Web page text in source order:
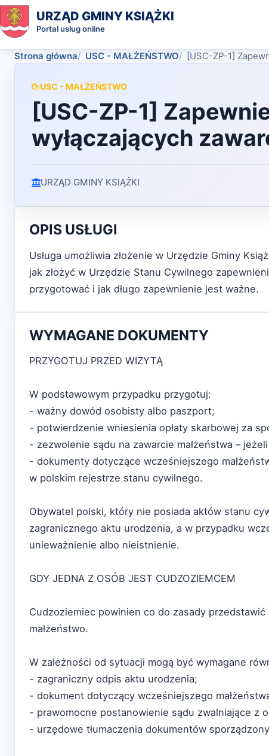
URZĄD GMINY KSIĄŻKI
Portal usług online
Strona główna USC - MAŁŻEŃSTWO [USC-ZP-1]
USC - MAŁŻEŃSTWO
[USC-ZP-1]
wyłączających
URZĄD GMINY KSIĄŻKI
OPIS USŁUGI
Usługa umożliwia złożenie w Urzędzie Gminy
jak złożyć w Urzędzie Stanu Cywilnego
przygotować i jak długo zapewnienie jest ważne.
WYMAGANE DOKUMENTY
PRZYGOTUJ PRZED WIZYTĄ
W podstawowym przypadku przygotuj:
- ważny dowód osobisty albo paszport;
- potwierdzenie wniesienia opłaty skarbowej za
- zezwolenie sądu na zawarcie małżeństwa –
- dokumenty dotyczące wcześniejszego
w polskim rejestrze stanu cywilnego.
Obywatel polski, który nie posiada aktów stanu
zagranicznego aktu urodzenia, a w przypadku
unieważnienie albo nieistnienie.
GDY JEDNA Z OSÓB JEST CUDZOZIEMCEM
Cudzoziemiec powinien co do zasady
małżeństwo.
W zależności od sytuacji mogą być wymagane
- zagraniczny odpis aktu urodzenia;
- dokument dotyczący wcześniejszego
- prawomocne postanowienie sądu zwalniające z
- urzędowe tłumaczenia dokumentów